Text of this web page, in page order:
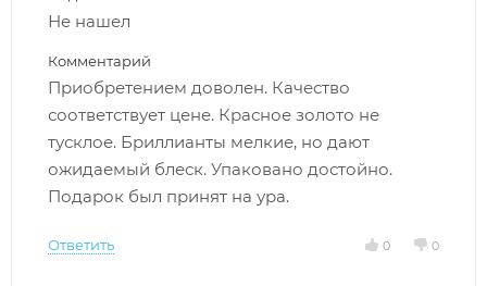
Не нашел
Комментарий
Приобретением доволен. Качество
соответствует цене. Красное золото не
тусклое. Бриллианты мелкие, но дают
ожидаемый блеск. Упаковано достойно.
Подарок был принят на ура.
Ответить 0 0